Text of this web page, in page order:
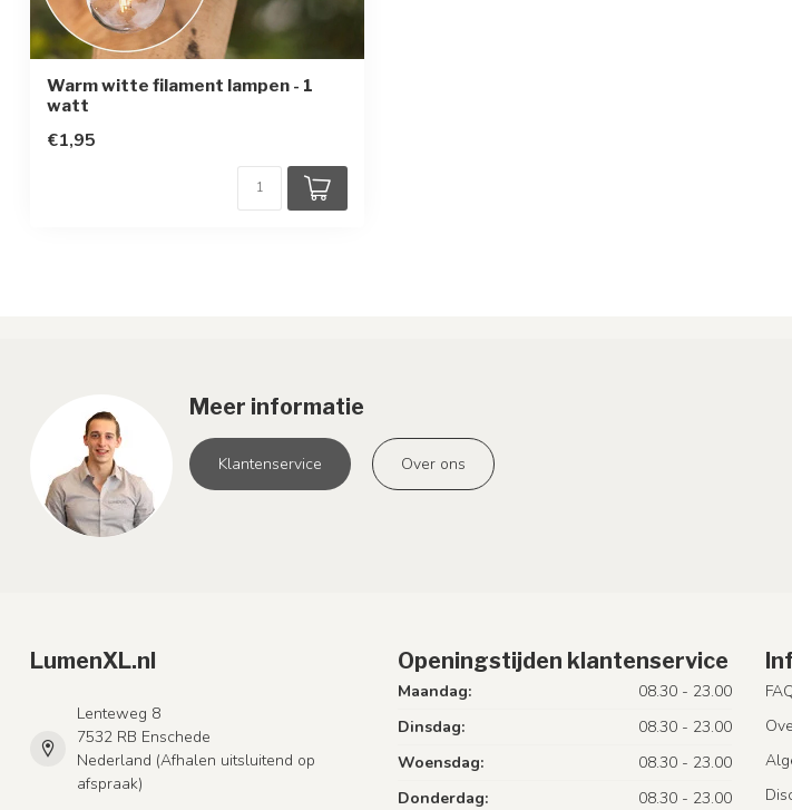
Warm witte filament lampen - 1
watt
€1,95
Meer informatie
Klantenservice Over ons
LumenXL.nl
Lenteweg 8
7532 RB Enschede
Nederland (Afhalen uitsluitend op
afspraak)
Openingstijden klantenservice
Maandag:
08.30 - 23.00
Dinsdag:
08.30 - 23.00
Woensdag:
08.30 - 23.00
Donderdag:
08.30 - 23.00